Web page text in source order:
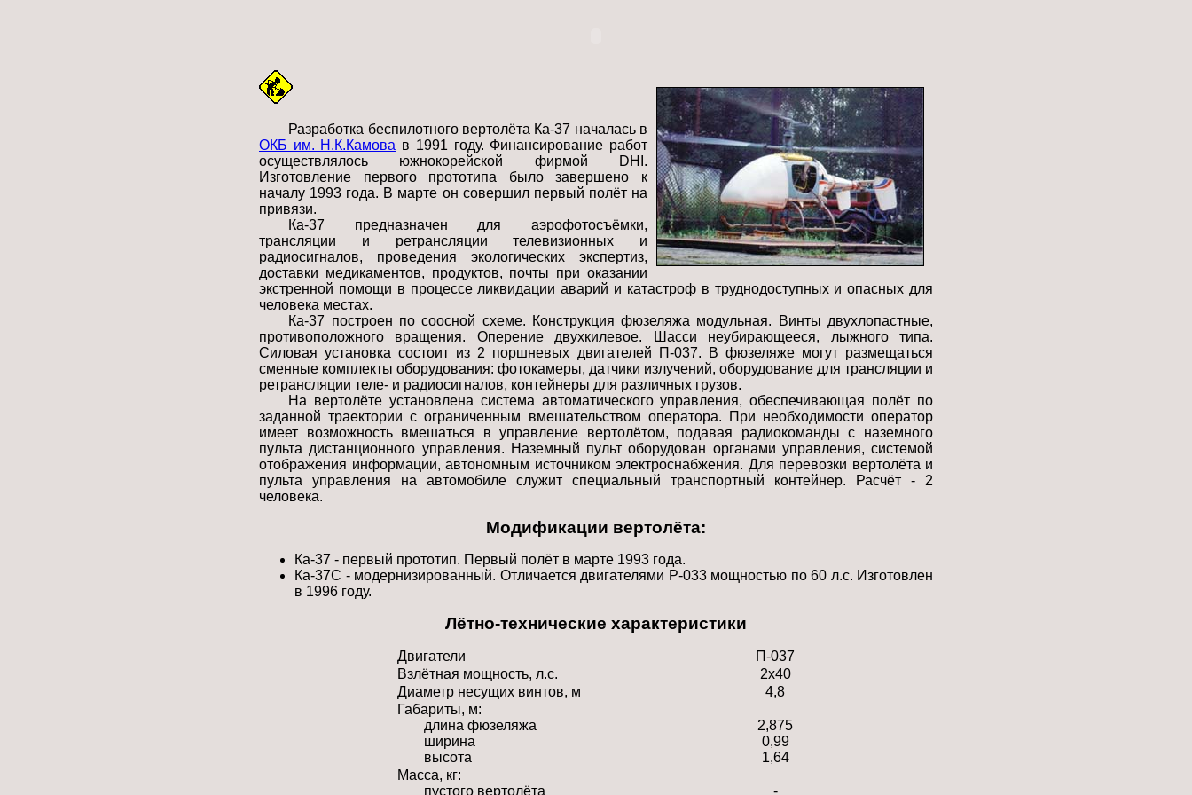
Разработка беспилотного вертолёта Ка-37 началась в
ОКБ им. Н.К.Камова в 1991 году. Финансирование работ
осуществлялось южнокорейской фирмой DHI.
Изготовление первого прототипа было завершено к
началу 1993 года. В марте он совершил первый полёт на
привязи.
Ка-37 предназначен для аэрофотосъёмки,
трансляции и ретрансляции телевизионных и
радиосигналов, проведения экологических экспертиз,
доставки медикаментов, продуктов, почты при оказании
экстренной помощи в процессе ликвидации аварий и катастроф в труднодоступных и опасных для
человека местах.
Ка-37 построен по соосной схеме. Конструкция фюзеляжа модульная. Винты двухлопастные,
противоположного вращения. Оперение двухкилевое. Шасси неубирающееся, лыжного типа.
Силовая установка состоит из 2 поршневых двигателей П-037. В фюзеляже могут размещаться
сменные комплекты оборудования: фотокамеры, датчики излучений, оборудование для трансляции и
ретрансляции теле- и радиосигналов, контейнеры для различных грузов.
На вертолёте установлена система автоматического управления, обеспечивающая полёт по
заданной траектории с ограниченным вмешательством оператора. При необходимости оператор
имеет возможность вмешаться в управление вертолётом, подавая радиокоманды с наземного
пульта дистанционного управления. Наземный пульт оборудован органами управления, системой
отображения информации, автономным источником электроснабжения. Для перевозки вертолёта и
пульта управления на автомобиле служит специальный транспортный контейнер. Расчёт - 2
человека.
Модификации вертолёта:
Ка-37 - первый прототип. Первый полёт в марте 1993 года.
Ка-37С - модернизированный. Отличается двигателями Р-033 мощностью по 60 л.с. Изготовлен
в 1996 году.
Лётно-технические характеристики
Двигатели
П-037
Взлётная мощность, л.с.
2x40
Диаметр несущих винтов, м
4,8
Габариты, м:
длина фюзеляжа
ширина
высота
2,875
0,99
1,64
Масса, кг:
пустого вертолёта
-